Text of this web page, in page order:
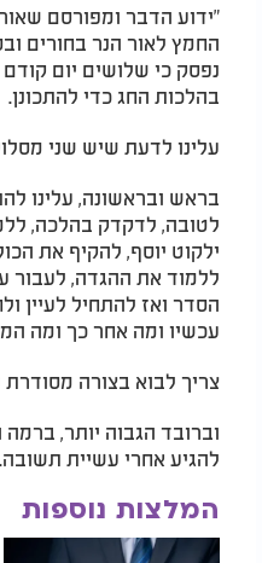
"ידוע הדבר ומפורסם
החמץ לאור הנר בחורים
נפסק כי שלושים יום
בהלכות החג כדי להתכונן.
עלינו לדעת שיש שני
בראש ובראשונה, עלינו
לטובה, לדקדק בהלכה,
ילקוט יוסף, להקיף את
ללמוד את ההגדה, לעבור
הסדר ואז להתחיל לעיין
עכשיו ומה אחר כך ומה
צריך לבוא בצורה
וברובד הגבוה יותר,
להגיע אחרי עשיית תשובה.
המלצות נוספות